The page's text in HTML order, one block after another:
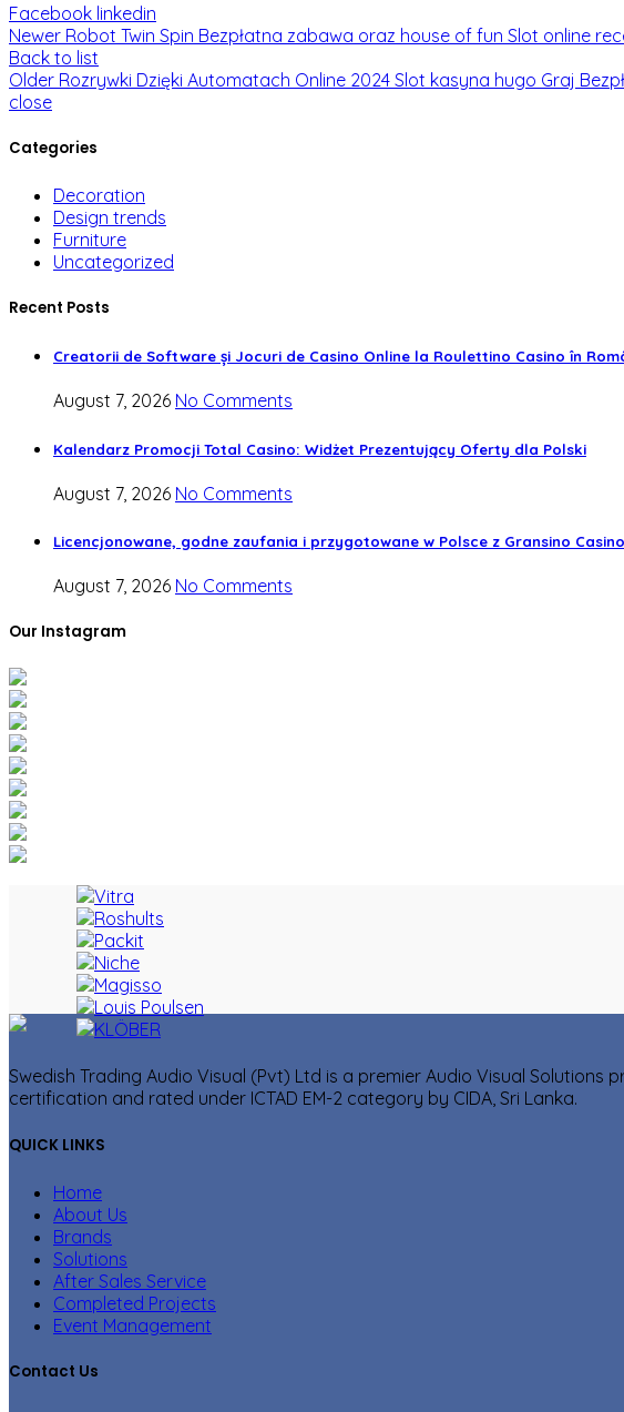
Facebook linkedin
Newer Robot Twin Spin Bezpłatna zabawa oraz house of fun Slot online
Back to list
Older Rozrywki Dzięki Automatach Online 2024 Slot kasyna hugo Graj
close
Categories
Decoration
Design trends
Furniture
Uncategorized
Recent Posts
Creatorii de Software și Jocuri de Casino Online la Roulettino Casino în
August 7, 2026 No Comments
Kalendarz Promocji Total Casino: Widżet Prezentujący Oferty dla Polski
August 7, 2026 No Comments
Licencjonowane, godne zaufania i przygotowane w Polsce z Gransino Casino
August 7, 2026 No Comments
Our Instagram
Swedish Trading Audio Visual (Pvt) Ltd is a premier Audio Visual
certification and rated under ICTAD EM-2 category by CIDA, Sri Lanka.
QUICK LINKS
Home
About Us
Brands
Solutions
After Sales Service
Completed Projects
Event Management
Contact Us